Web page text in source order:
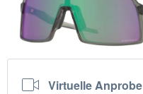
Virtuelle Anprobe